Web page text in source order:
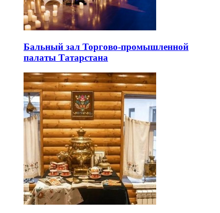
Бальный зал Торгово-промышленной
палаты Татарстана